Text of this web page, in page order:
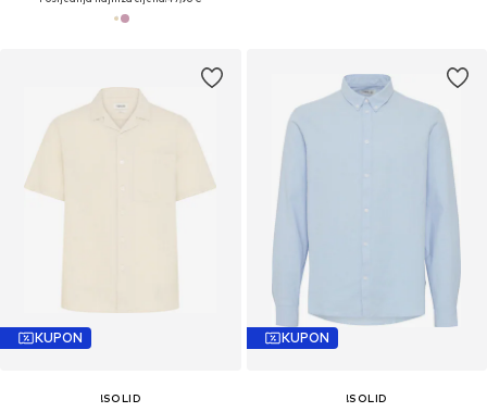
KUPON
!SOLID
KUPON
!SOLID